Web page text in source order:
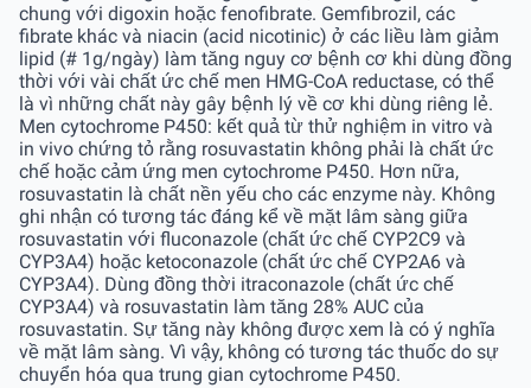
chung với digoxin hoặc fenofibrate. Gemfibrozil, các
fibrate khác và niacin (acid nicotinic) ở các liều làm giảm
lipid (# 1g/ngày) làm tăng nguy cơ bệnh cơ khi dùng đồng
thời với vài chất ức chế men HMG-CoA reductase, có thể
là vì những chất này gây bệnh lý về cơ khi dùng riêng lẻ.
Men cytochrome P450: kết quả từ thử nghiệm in vitro và
in vivo chứng tỏ rằng rosuvastatin không phải là chất ức
chế hoặc cảm ứng men cytochrome P450. Hơn nữa,
rosuvastatin là chất nền yếu cho các enzyme này. Không
ghi nhận có tương tác đáng kể về mặt lâm sàng giữa
rosuvastatin với fluconazole (chất ức chế CYP2C9 và
CYP3A4) hoặc ketoconazole (chất ức chế CYP2A6 và
CYP3A4). Dùng đồng thời itraconazole (chất ức chế
CYP3A4) và rosuvastatin làm tăng 28% AUC của
rosuvastatin. Sự tăng này không được xem là có ý nghĩa
về mặt lâm sàng. Vì vậy, không có tương tác thuốc do sự
chuyển hóa qua trung gian cytochrome P450.